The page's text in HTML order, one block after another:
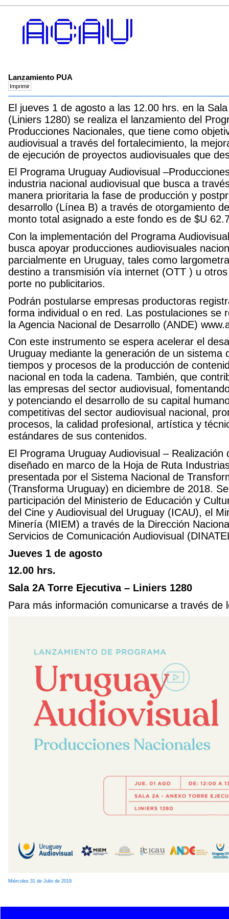
Lanzamiento PUA
El jueves 1 de agosto a las 12.00 hrs. en la
(Liniers 1280) se realiza el lanzamiento del
Producciones Nacionales, que tiene como
audiovisual a través del fortalecimiento, la
de ejecución de proyectos audiovisuales que
El Programa Uruguay Audiovisual
industria nacional audiovisual que busca a
manera prioritaria la fase de producción y
desarrollo (Línea B) a través de otorgamiento
monto total asignado a este fondo es de $U
Con la implementación del Programa
busca apoyar producciones audiovisuales
parcialmente en Uruguay, tales como
destino a transmisión vía internet (OTT ) u
porte no publicitarios.
Podrán postularse empresas productoras
forma individual o en red. Las postulaciones se
la Agencia Nacional de Desarrollo (ANDE)
Con este instrumento se espera acelerar el
Uruguay mediante la generación de un sistema
tiempos y procesos de la producción de
nacional en toda la cadena. También, que
las empresas del sector audiovisual,
y potenciando el desarrollo de su capital
competitivas del sector audiovisual nacional,
procesos, la calidad profesional, artística y
estándares de sus contenidos.
El Programa Uruguay Audiovisual –
diseñado en marco de la Hoja de Ruta
presentada por el Sistema Nacional de
(Transforma Uruguay) en diciembre de 2018.
participación del Ministerio de Educación y
del Cine y Audiovisual del Uruguay (ICAU), el
Minería (MIEM) a través de la Dirección
Servicios de Comunicación Audiovisual
Jueves 1 de agosto
12.00 hrs.
Sala 2A Torre Ejecutiva – Liniers 1280
Para más información comunicarse a través de
Miércoles 31 de Julio de 2019